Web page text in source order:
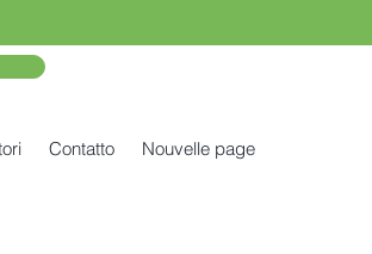
Contatto Nouvelle page